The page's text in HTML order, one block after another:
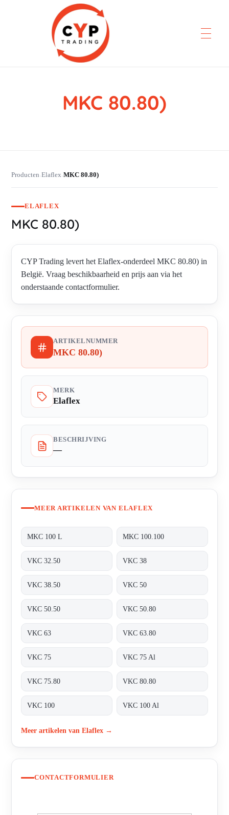
CYP Trading
MKC 80.80)
Producten›Elaflex›MKC 80.80)
ELAFLEX
MKC 80.80)
CYP Trading levert het Elaflex-onderdeel MKC 80.80) in
België. Vraag beschikbaarheid en prijs aan via het
onderstaande contactformulier.
ARTIKELNUMMER
MKC 80.80)
MERK
Elaflex
BESCHRIJVING
—
MEER ARTIKELEN VAN ELAFLEX
MKC 100 L MKC 100.100
VKC 32.50 VKC 38
VKC 38.50 VKC 50
VKC 50.50 VKC 50.80
VKC 63 VKC 63.80
VKC 75 VKC 75 Al
VKC 75.80 VKC 80.80
VKC 100 VKC 100 Al
Meer artikelen van Elaflex →
CONTACTFORMULIER